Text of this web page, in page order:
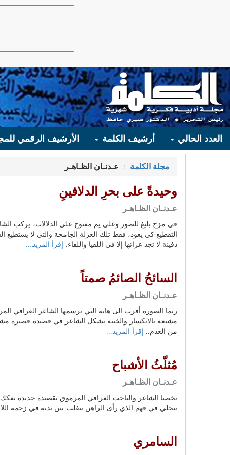
العدد الحالي أرشيف الكلمة الأرشيف الرقمي
مجلة الكلمة عـدنـان الظـاهـر
وحيدةً على بحرِ الدلافينِ
عـدنـان الظـاهـر
في مزج بليغ للصور وعلى يم مفتوح على الدلالات، يركب
التقطيع كي يعود، فقط تلك العزلة الجامحة والتي لا يستطيع
دفينة لا تجد عزائها إلا في اللقيا واللقاء.
إقرأ المزيد...
السائحُ الصائمُ صمتاً
عـدنـان الظـاهـر
ربما الصورة أقرب الى هاته التي يرسمها الشاعر العراقي
مشبعة بالانكسار والخيبة يشكل الشاعر في قصيدة قصيرة
من العدم..
إقرأ المزيد...
مُثلّثُ الأشباح
عـدنـان الظـاهـر
يخصنا الشاعر والباحث العراقي المرموق بقصيدة جديدة
تنجلي في فهم الذي رأى الراهن ينفلت بين يديه في زحمة
السامري